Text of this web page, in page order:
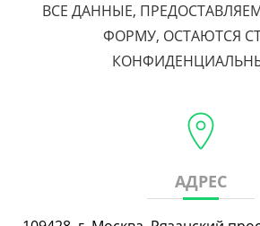
ВСЕ ДАННЫЕ,
ФОРМУ, ОСТАЮТСЯ
АДРЕС